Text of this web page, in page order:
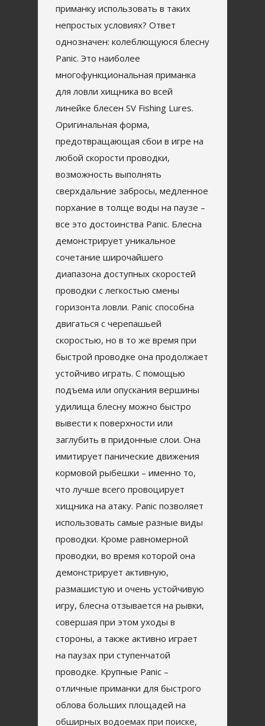
приманку использовать в таких
непростых условиях? Ответ
однозначен: колеблющуюся блесну
Panic. Это наиболее
многофункциональная приманка
для ловли хищника во всей
линейке блесен SV Fishing Lures.
Оригинальная форма,
предотвращающая сбои в игре на
любой скорости проводки,
возможность выполнять
сверхдальние забросы, медленное
порхание в толще воды на паузе –
все это достоинства Panic. Блесна
демонстрирует уникальное
сочетание широчайшего
диапазона доступных скоростей
проводки с легкостью смены
горизонта ловли. Panic способна
двигаться с черепашьей
скоростью, но в то же время при
быстрой проводке она продолжает
устойчиво играть. С помощью
подъема или опускания вершины
удилища блесну можно быстро
вывести к поверхности или
заглубить в придонные слои. Она
имитирует панические движения
кормовой рыбешки – именно то,
что лучше всего провоцирует
хищника на атаку. Panic позволяет
использовать самые разные виды
проводки. Кроме равномерной
проводки, во время которой она
демонстрирует активную,
размашистую и очень устойчивую
игру, блесна отзывается на рывки,
совершая при этом уходы в
стороны, а также активно играет
на паузах при ступенчатой
проводке. Крупные Panic –
отличные приманки для быстрого
облова больших площадей на
обширных водоемах при поиске,